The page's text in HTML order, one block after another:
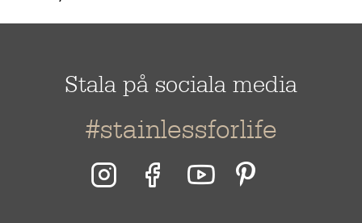
Stala på sociala media
#stainlessforlife